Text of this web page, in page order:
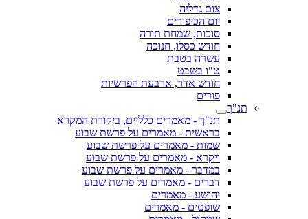
צום גדליה
יום הכיפורים
סוכות, שמחת תורה
חודש כסלו, חנוכה
עשרה בטבת
ט"ו בשבט
חודש אדר, ארבעת הפרשיות
פורים
תנ"ך
תנ"ך - מאמרים כלליים, ביקורת המקרא
בראשית - מאמרים על פרשת שבוע
שמות - מאמרים על פרשת שבוע
ויקרא - מאמרים על פרשת שבוע
במדבר - מאמרים על פרשת שבוע
דברים - מאמרים על פרשת שבוע
יהושע - מאמרים
שופטים - מאמרים